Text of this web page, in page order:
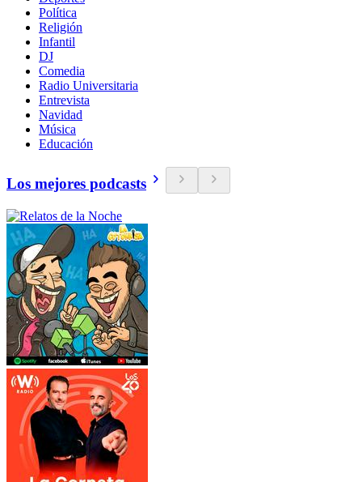
Política
Religión
Infantil
DJ
Comedia
Radio Universitaria
Entrevista
Navidad
Música
Educación
Los mejores podcasts